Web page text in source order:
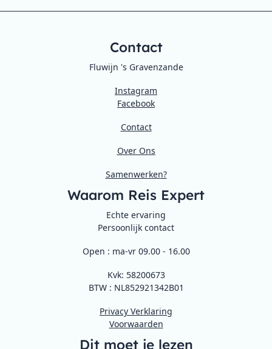
Contact
Fluwijn 's Gravenzande
Instagram
Facebook
Contact
Over Ons
Samenwerken?
Waarom Reis Expert
Echte ervaring
Persoonlijk contact
Open : ma-vr 09.00 - 16.00
Kvk: 58200673
BTW : NL852921342B01
Privacy Verklaring
Voorwaarden
Dit moet je lezen